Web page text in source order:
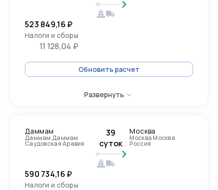
523 849,16 ₽
Налоги и сборы
11 128,04 ₽
Обновить расчет
Развернуть
Даммам
Даммам Даммам
Саудовская Аравия
39
суток
Москва
Москва Москва
Россия
590 734,16 ₽
Налоги и сборы